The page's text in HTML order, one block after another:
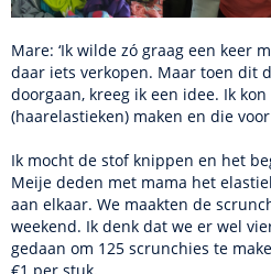
Mare: ‘Ik wilde zó graag een keer
daar iets verkopen. Maar toen dit
doorgaan, kreeg ik een idee. Ik
(haarelastieken) maken en die
Ik mocht de stof knippen en het
Meije deden met mama het
aan elkaar. We maakten de
weekend. Ik denk dat we er wel
gedaan om 125 scrunchies te
€1 per stuk.